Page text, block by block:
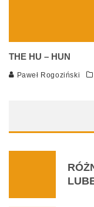
THE HU – HUN
Paweł Rogoziński